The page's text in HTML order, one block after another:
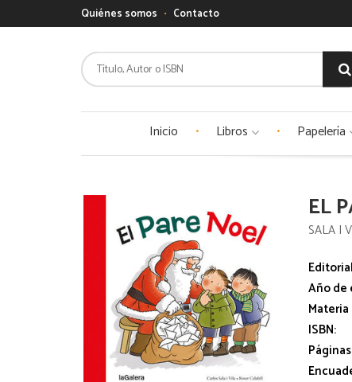
Quiénes somos Contacto
Inicio Libros Papelería
EL
SALA I
Año de
Materia
ISBN: